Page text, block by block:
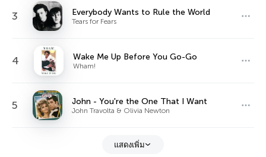
3 Everybody Wants to Rule the World
Tears for Fears
4 Wake Me Up Before You Go-Go
Wham!
5 John - You're the One That I Want
John Travolta & Olivia Newton
แสดงเพิ่ม